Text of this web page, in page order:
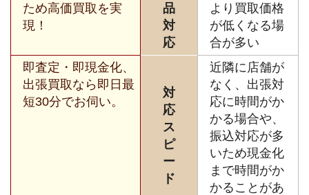
ため高価買取を実
現！
品
対
応
より買取価格
が低くなる場
合が多い
即査定・即現金化、
出張買取なら即日最
短30分でお伺い。
対
応
ス
ピ
ー
ド
近隣に店舗が
なく、出張対
応に時間がか
かる場合や、
振込対応が多
いため現金化
まで時間がか
かることがあ